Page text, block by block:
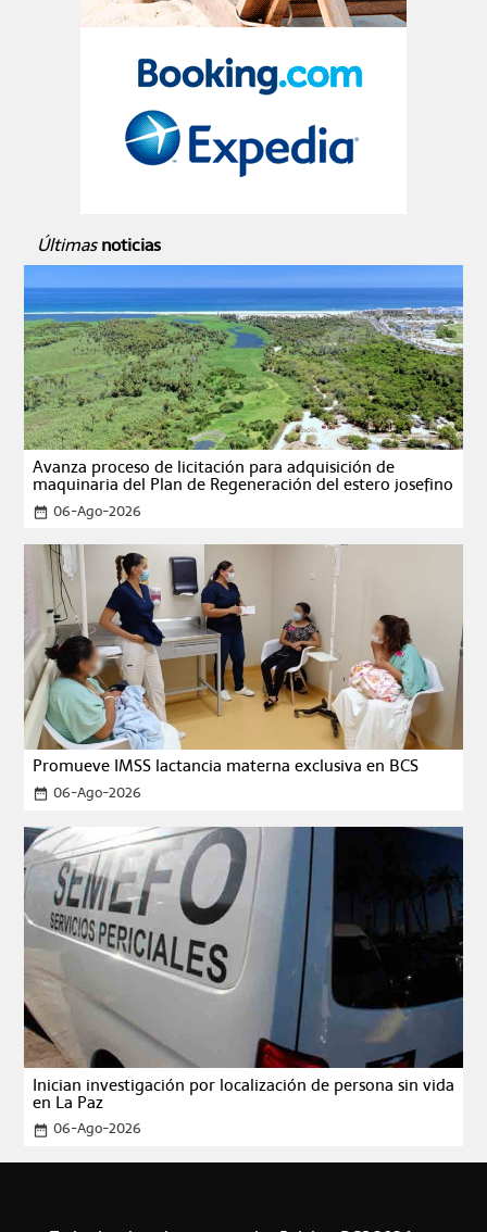
Últimas noticias
Avanza proceso de licitación para adquisición de
maquinaria del Plan de Regeneración del estero josefino
date_range 06-Ago-2026
Promueve IMSS lactancia materna exclusiva en BCS
date_range 06-Ago-2026
Inician investigación por localización de persona sin vida
en La Paz
date_range 06-Ago-2026